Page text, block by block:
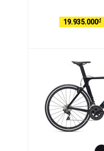
19.935.000₫